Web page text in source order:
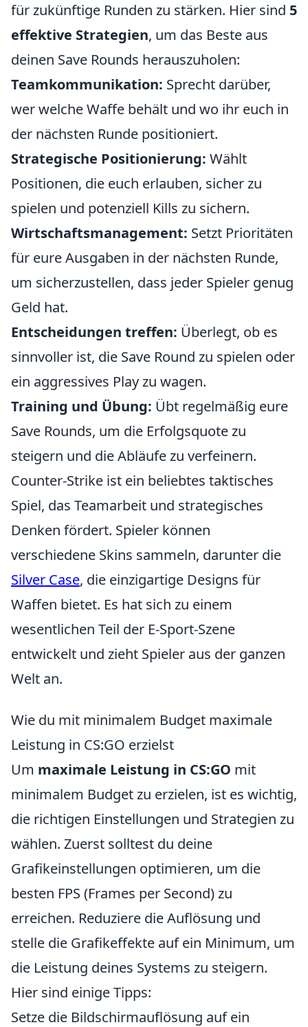
für zukünftige Runden zu stärken. Hier sind 5
effektive Strategien, um das Beste aus
deinen Save Rounds herauszuholen:
Teamkommunikation: Sprecht darüber,
wer welche Waffe behält und wo ihr euch in
der nächsten Runde positioniert.
Strategische Positionierung: Wählt
Positionen, die euch erlauben, sicher zu
spielen und potenziell Kills zu sichern.
Wirtschaftsmanagement: Setzt Prioritäten
für eure Ausgaben in der nächsten Runde,
um sicherzustellen, dass jeder Spieler genug
Geld hat.
Entscheidungen treffen: Überlegt, ob es
sinnvoller ist, die Save Round zu spielen oder
ein aggressives Play zu wagen.
Training und Übung: Übt regelmäßig eure
Save Rounds, um die Erfolgsquote zu
steigern und die Abläufe zu verfeinern.
Counter-Strike ist ein beliebtes taktisches
Spiel, das Teamarbeit und strategisches
Denken fördert. Spieler können
verschiedene Skins sammeln, darunter die
Silver Case, die einzigartige Designs für
Waffen bietet. Es hat sich zu einem
wesentlichen Teil der E-Sport-Szene
entwickelt und zieht Spieler aus der ganzen
Welt an.
Wie du mit minimalem Budget maximale
Leistung in CS:GO erzielst
Um maximale Leistung in CS:GO mit
minimalem Budget zu erzielen, ist es wichtig,
die richtigen Einstellungen und Strategien zu
wählen. Zuerst solltest du deine
Grafikeinstellungen optimieren, um die
besten FPS (Frames per Second) zu
erreichen. Reduziere die Auflösung und
stelle die Grafikeffekte auf ein Minimum, um
die Leistung deines Systems zu steigern.
Hier sind einige Tipps:
Setze die Bildschirmauflösung auf ein